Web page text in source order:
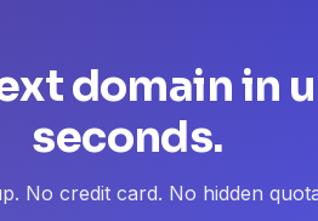
domain in
seconds.
No credit card. No hidden